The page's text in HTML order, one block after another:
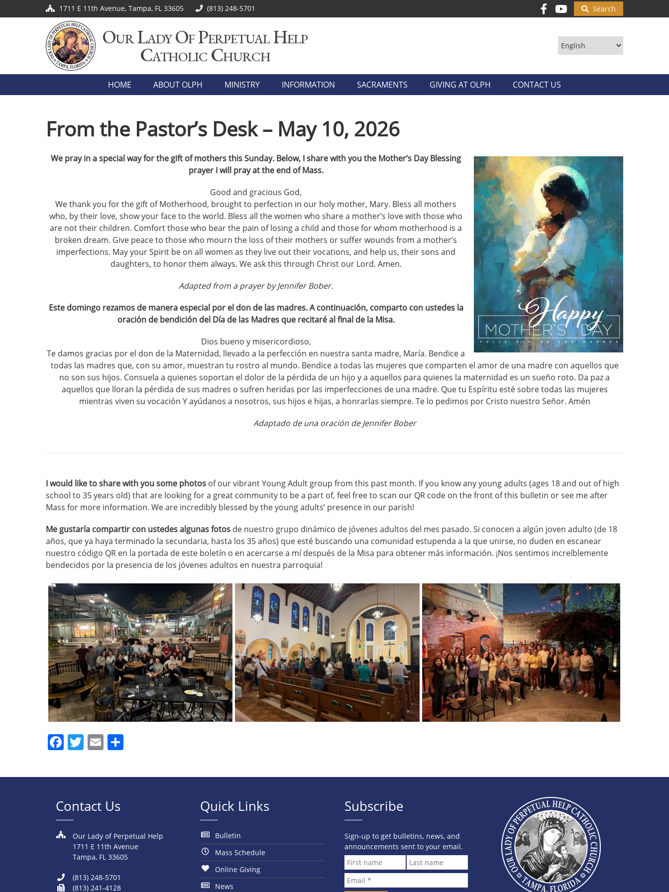
1711 E 11th Avenue, Tampa, FL 33605 (813) 248-5701 Search
Our Lady Of Perpetual Help
Catholic Church
HOME ABOUT OLPH MINISTRY INFORMATION SACRAMENTS GIVING AT OLPH CONTACT US
From the Pastor’s Desk – May 10, 2026
We pray in a special way for the gift of mothers this Sunday. Below, I share with you the Mother’s Day Blessing
prayer I will pray at the end of Mass.
Good and gracious God,
We thank you for the gift of Motherhood, brought to perfection in our holy mother, Mary. Bless all mothers
who, by their love, show your face to the world. Bless all the women who share a mother’s love with those who
are not their children. Comfort those who bear the pain of losing a child and those for whom motherhood is a
broken dream. Give peace to those who mourn the loss of their mothers or suffer wounds from a mother’s
imperfections. May your Spirit be on all women as they live out their vocations, and help us, their sons and
daughters, to honor them always. We ask this through Christ our Lord. Amen.
Adapted from a prayer by Jennifer Bober.
Este domingo rezamos de manera especial por el don de las madres. A continuación, comparto con ustedes la
oración de bendición del Día de las Madres que recitaré al final de la Misa.
Dios bueno y misericordioso,
Te damos gracias por el don de la Maternidad, llevado a la perfección en nuestra santa madre, María. Bendice a
todas las madres que, con su amor, muestran tu rostro al mundo. Bendice a todas las mujeres que comparten el amor de una madre con aquellos que
no son sus hijos. Consuela a quienes soportan el dolor de la pérdida de un hijo y a aquellos para quienes la maternidad es un sueño roto. Da paz a
aquellos que lloran la pérdida de sus madres o sufren heridas por las imperfecciones de una madre. Que tu Espíritu esté sobre todas las mujeres
mientras viven su vocación Y ayúdanos a nosotros, sus hijos e hijas, a honrarlas siempre. Te lo pedimos por Cristo nuestro Señor. Amén
Adaptado de una oración de Jennifer Bober
I would like to share with you some photos of our vibrant Young Adult group from this past month. If you know any young adults (ages 18 and out of high
school to 35 years old) that are looking for a great community to be a part of, feel free to scan our QR code on the front of this bulletin or see me after
Mass for more information. We are incredibly blessed by the young adults’ presence in our parish!
Me gustaría compartir con ustedes algunas fotos de nuestro grupo dinámico de jóvenes adultos del mes pasado. Si conocen a algún joven adulto (de 18
años, que ya haya terminado la secundaria, hasta los 35 años) que esté buscando una comunidad estupenda a la que unirse, no duden en escanear
nuestro código QR en la portada de este boletín o en acercarse a mí después de la Misa para obtener más información. ¡Nos sentimos increíblemente
bendecidos por la presencia de los jóvenes adultos en nuestra parroquia!
Facebook
Twitter
Email
Contact Us
Our Lady of Perpetual Help
1711 E 11th Avenue
Tampa, FL 33605
(813) 248-5701
(813) 241-4128
Quick Links
Bulletin
Mass Schedule
Online Giving
News
Subscribe
Sign-up to get bulletins, news, and
announcements sent to your email.